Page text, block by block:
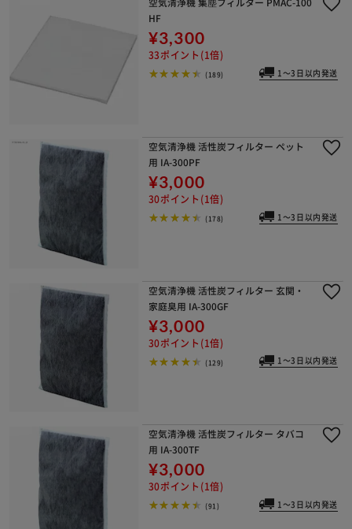
HF
¥3,300
33ポイント(1倍)
(189) 1～3日以内発送
空気清浄機 活性炭フィルター ペット
用 IA-300PF
¥3,000
30ポイント(1倍)
(178) 1～3日以内発送
空気清浄機 活性炭フィルター 玄関・
家庭臭用 IA-300GF
¥3,000
30ポイント(1倍)
(129) 1～3日以内発送
空気清浄機 活性炭フィルター タバコ
用 IA-300TF
¥3,000
30ポイント(1倍)
(91) 1～3日以内発送